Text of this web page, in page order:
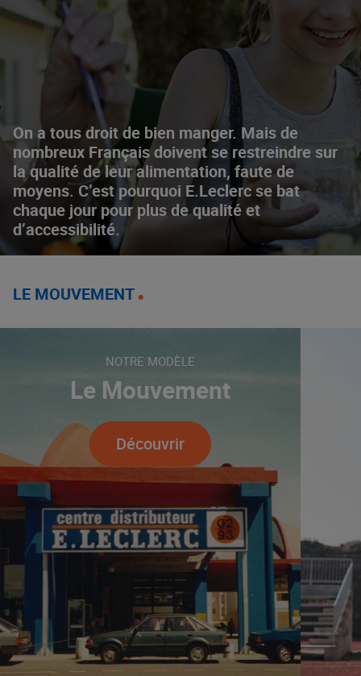
On a tous droit de bien manger. Mais de
nombreux Français doivent se restreindre sur
la qualité de leur alimentation, faute de
moyens. C’est pourquoi E.Leclerc se bat
chaque jour pour plus de qualité et
d’accessibilité.
LE MOUVEMENT
NOTRE MODÈLE
Le Mouvement
Découvrir